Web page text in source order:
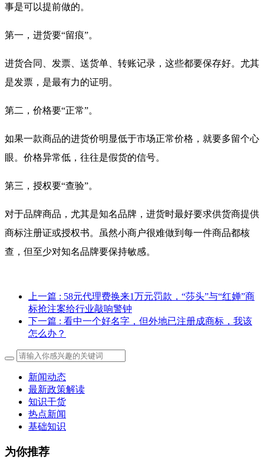
事是可以提前做的。
第一，进货要“留痕”。
进货合同、发票、送货单、转账记录，这些都要保存好。尤其
是发票，是最有力的证明。
第二，价格要“正常”。
如果一款商品的进货价明显低于市场正常价格，就要多留个心
眼。价格异常低，往往是假货的信号。
第三，授权要“查验”。
对于品牌商品，尤其是知名品牌，进货时最好要求供货商提供
商标注册证或授权书。虽然小商户很难做到每一件商品都核
查，但至少对知名品牌要保持敏感。
上一篇 : 58元代理费换来1万元罚款，“莎头”与“红婵”商
标抢注案给行业敲响警钟
下一篇 : 看中一个好名字，但外地已注册成商标，我该
怎么办？
新闻动态
最新政策解读
知识干货
热点新闻
基础知识
为你推荐